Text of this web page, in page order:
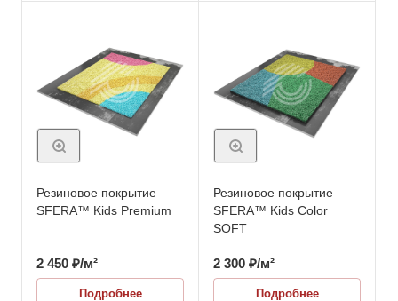
Резиновое покрытие
SFERA™ Kids Premium
2 450 ₽/м²
Подробнее
Резиновое покрытие
SFERA™ Kids Color
SOFT
2 300 ₽/м²
Подробнее